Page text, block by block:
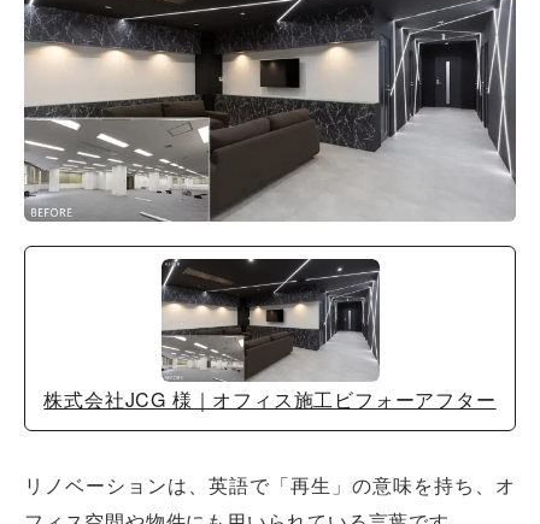
株式会社JCG 様｜オフィス施工ビフォーアフター
リノベーションは、英語で「再生」の意味を持ち、オ